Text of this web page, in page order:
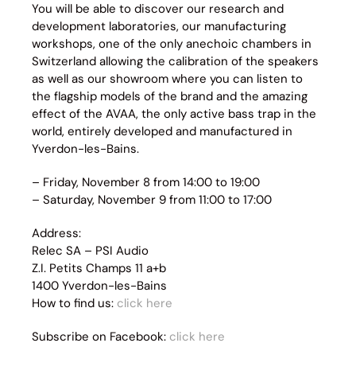
You will be able to discover our research and
development laboratories, our manufacturing
workshops, one of the only anechoic chambers in
Switzerland allowing the calibration of the speakers
as well as our showroom where you can listen to
the flagship models of the brand and the amazing
effect of the AVAA, the only active bass trap in the
world, entirely developed and manufactured in
Yverdon-les-Bains.
– Friday, November 8 from 14:00 to 19:00
– Saturday, November 9 from 11:00 to 17:00
Address:
Relec SA – PSI Audio
Z.I. Petits Champs 11 a+b
1400 Yverdon-les-Bains
How to find us: click here
Subscribe on Facebook: click here